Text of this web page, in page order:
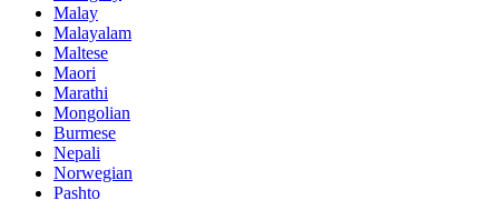
Malay
Malayalam
Maltese
Maori
Marathi
Mongolian
Burmese
Nepali
Norwegian
Pashto